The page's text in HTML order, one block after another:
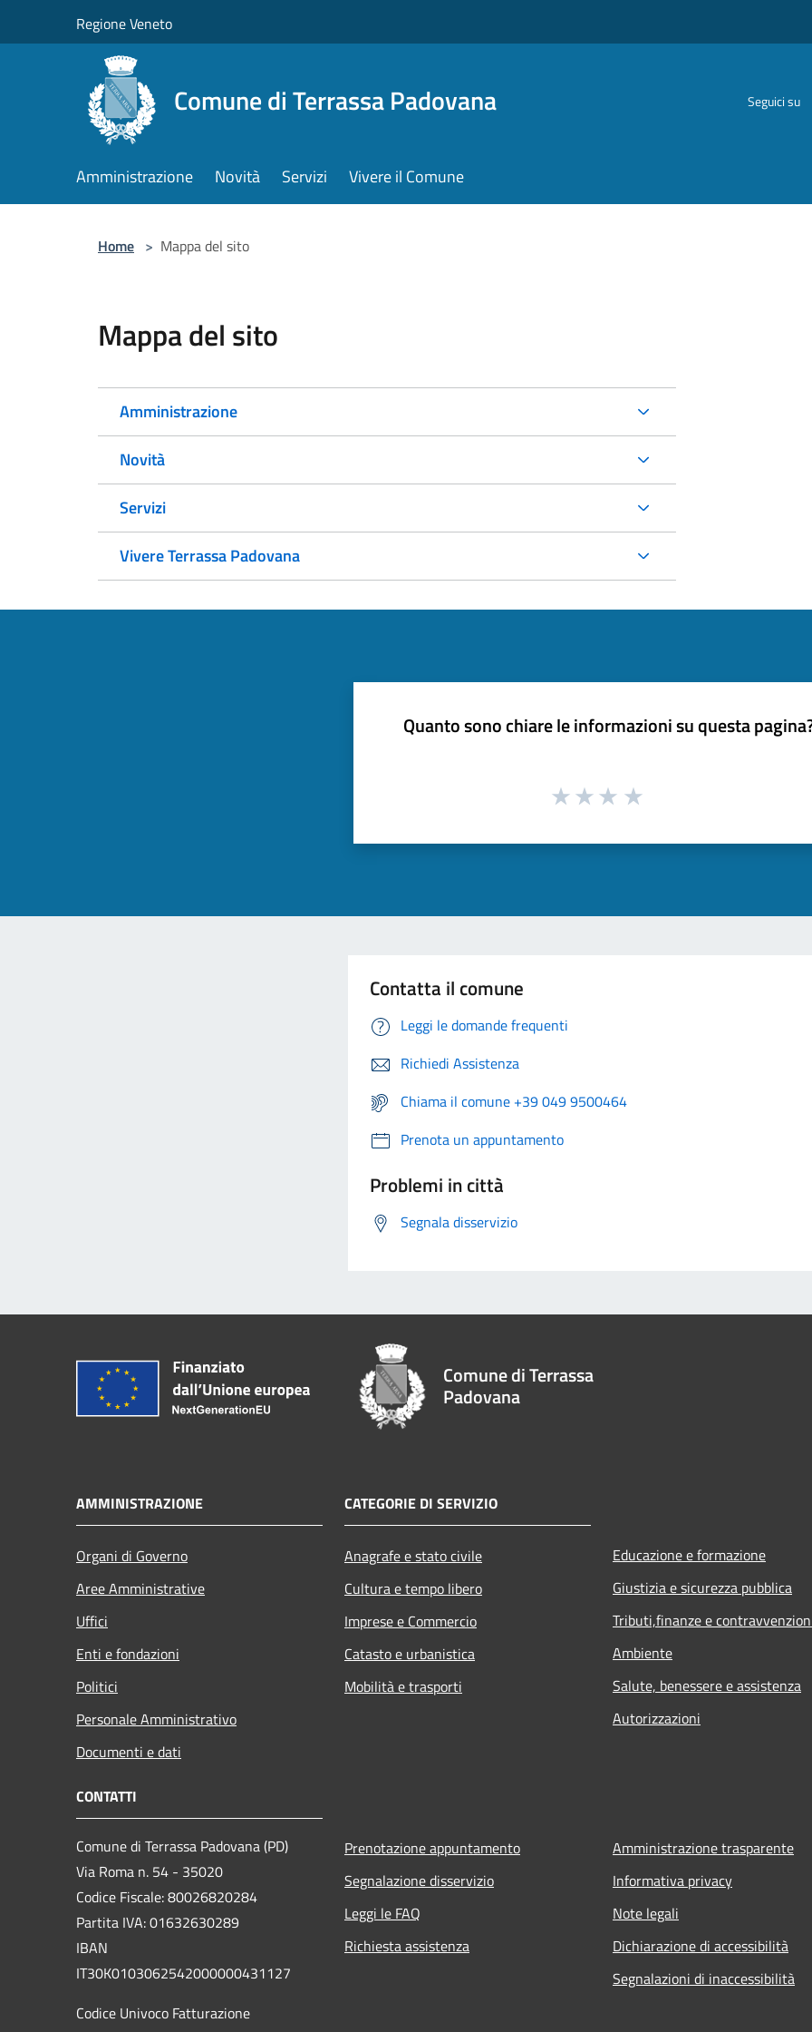
Regione Veneto
Comune di Terrassa Padovana Seguici su
Amministrazione Novità Servizi Vivere il Comune
Home > Mappa del sito
Mappa del sito
Amministrazione
Novità
Servizi
Vivere Terrassa Padovana
Quanto sono chiare le informazioni su questa
Contatta il comune
Leggi le domande frequenti
Richiedi Assistenza
Chiama il comune +39 049 9500464
Prenota un appuntamento
Problemi in città
Segnala disservizio
Comune di Terrassa
Padovana
AMMINISTRAZIONE
Organi di Governo
Aree Amministrative
Uffici
Enti e fondazioni
Politici
Personale Amministrativo
Documenti e dati
CATEGORIE DI SERVIZIO
Anagrafe e stato civile
Cultura e tempo libero
Imprese e Commercio
Catasto e urbanistica
Mobilità e trasporti
Educazione e formazione
Giustizia e sicurezza pubblica
Tributi,finanze e
Ambiente
Salute, benessere e assistenza
Autorizzazioni
CONTATTI
Comune di Terrassa Padovana (PD)
Via Roma n. 54 - 35020
Codice Fiscale: 80026820284
Partita IVA: 01632630289
IBAN
IT30K0103062542000000431127
Codice Univoco Fatturazione
Prenotazione appuntamento
Segnalazione disservizio
Leggi le FAQ
Richiesta assistenza
Amministrazione trasparente
Informativa privacy
Note legali
Dichiarazione di accessibilità
Segnalazioni di inaccessibilità